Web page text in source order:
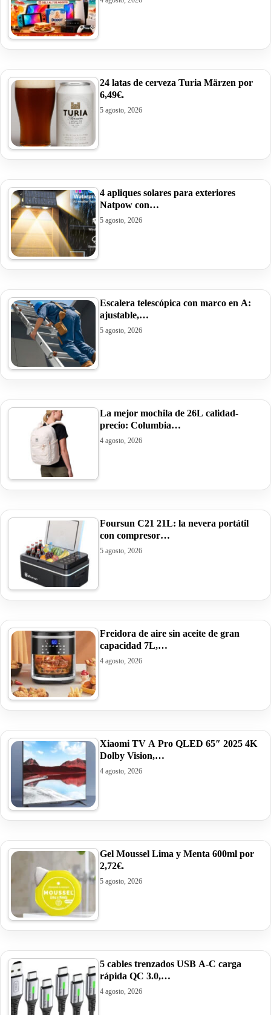
24 latas de cerveza Turia Märzen por
6,49€.
5 agosto, 2026
4 apliques solares para exteriores
Natpow con…
5 agosto, 2026
Escalera telescópica con marco en A:
ajustable,…
5 agosto, 2026
La mejor mochila de 26L calidad-
precio: Columbia…
4 agosto, 2026
Foursun C21 21L: la nevera portátil
con compresor…
5 agosto, 2026
Freidora de aire sin aceite de gran
capacidad 7L,…
4 agosto, 2026
Xiaomi TV A Pro QLED 65″ 2025 4K
Dolby Vision,…
4 agosto, 2026
Gel Moussel Lima y Menta 600ml por
2,72€.
5 agosto, 2026
5 cables trenzados USB A-C carga
rápida QC 3.0,…
4 agosto, 2026